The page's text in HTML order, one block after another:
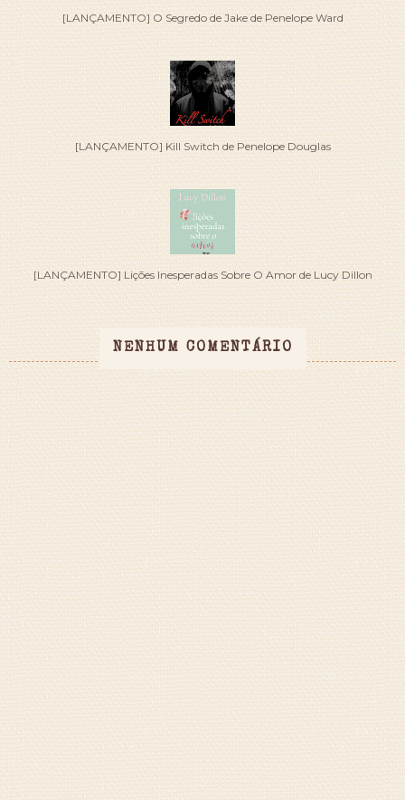
[LANÇAMENTO] O Segredo de Jake de Penelope Ward
[LANÇAMENTO] Kill Switch de Penelope Douglas
[LANÇAMENTO] Lições Inesperadas Sobre O Amor de Lucy Dillon
NENHUM COMENTÁRIO